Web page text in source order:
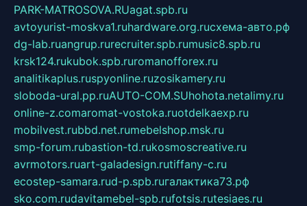
PARK-MATROSOVA.RUagat.spb.ru
avtoyurist-moskva1.ruhardware.org.ruсхема-авто.рф
dg-lab.ruangrup.rurecruiter.spb.rumusic8.spb.ru
krsk124.rukubok.spb.ruromanofforex.ru
analitikaplus.ruspyonline.ruzosikamery.ru
sloboda-ural.pp.ruAUTO-COM.SUhohota.netalimy.ru
online-z.comaromat-vostoka.ruotdelkaexp.ru
mobilvest.rubbd.net.rumebelshop.msk.ru
smp-forum.rubastion-td.rukosmoscreative.ru
avrmotors.ruart-galadesign.rutiffany-c.ru
ecostep-samara.rud-p.spb.ruгалактика73.рф
sko.com.rudavitamebel-spb.rufotsis.rutesiaes.ru